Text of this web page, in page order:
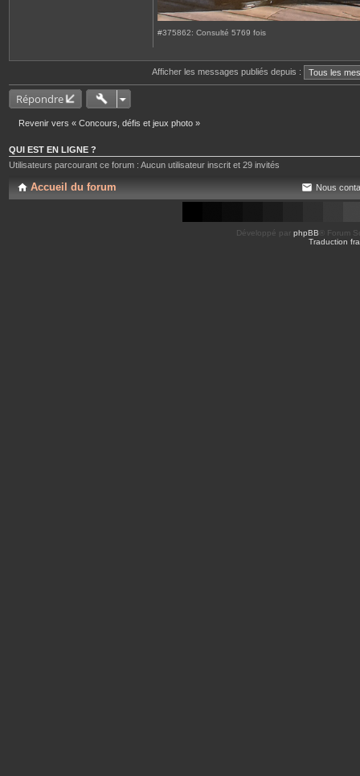
#375862: Consulté 5769 fois
Afficher les messages publiés depuis :
Répondre
Revenir vers « Concours, défis et jeux photo »
QUI EST EN LIGNE ?
Utilisateurs parcourant ce forum : Aucun utilisateur inscrit et 29 invités
Accueil du forum Nous
Développé par phpBB ® Forum
Traduction